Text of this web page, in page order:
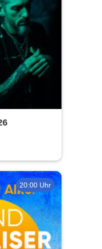
20:00 Uhr